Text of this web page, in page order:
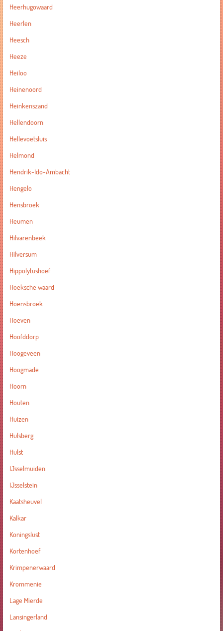
Heerhugowaard
Heerlen
Heesch
Heeze
Heiloo
Heinenoord
Heinkenszand
Hellendoorn
Hellevoetsluis
Helmond
Hendrik-Ido-Ambacht
Hengelo
Hensbroek
Heumen
Hilvarenbeek
Hilversum
Hippolytushoef
Hoeksche waard
Hoensbroek
Hoeven
Hoofddorp
Hoogeveen
Hoogmade
Hoorn
Houten
Huizen
Hulsberg
Hulst
IJsselmuiden
IJsselstein
Kaatsheuvel
Kalkar
Koningslust
Kortenhoef
Krimpenerwaard
Krommenie
Lage Mierde
Lansingerland